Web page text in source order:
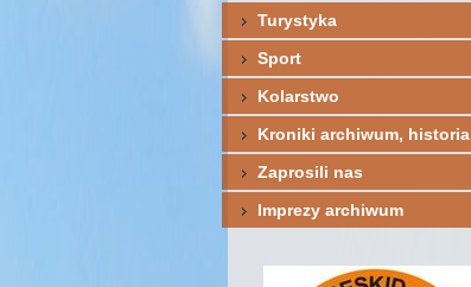
Turystyka
Sport
Kolarstwo
Kroniki archiwum, historia
Zaprosili nas
Imprezy archiwum